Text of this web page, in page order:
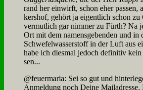
rand her ein­wirft, schon eher
kers­hof, ge­hört ja ei­gent­lich schon
ver­mut­lich gar nim­mer zu Fürth? Na
Ort mit dem na­mens­ge­ben­den und in
Schwe­fel­was­ser­stoff in der Luft aus
ha­be ich dies­mal je­doch de­fi­ni­tiv
sen...
@feuermaria: Sei so gut und
An­mel­dung noch Dei­ne